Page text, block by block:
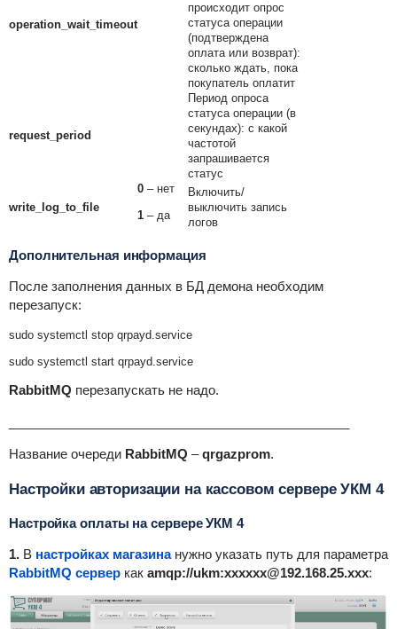
operation_wait_timeout
происходит опрос
статуса операции
(подтверждена
оплата или возврат):
сколько ждать, пока
покупатель оплатит
request_period
Период опроса
статуса операции (в
секундах): с какой
частотой
запрашивается
статус
write_log_to_file
0– нет
1– да
Включить/
выключить запись
логов
Дополнительная информация
После заполнения данных в БД демона необходим
перезапуск:
sudo systemctl stop qrpayd.service
sudo systemctl start qrpayd.service
RabbitMQ перезапускать не надо.
Название очереди RabbitMQ –qrgazprom.
Настройки авторизации на кассовом сервере УКМ 4
Настройка оплаты на сервере УКМ 4
1.В настройках магазинанужно указать путь для параметра
RabbitMQ серверкак amqp://ukm:xxxxxx@192.168.25.xxx: